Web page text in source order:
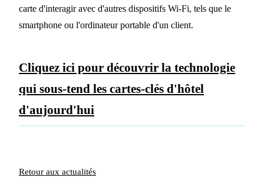
carte d'interagir avec d'autres dispositifs Wi-Fi, tels que le
smartphone ou l'ordinateur portable d'un client.
Cliquez ici pour découvrir la technologie
qui sous-tend les cartes-clés d'hôtel
d'aujourd'hui
Retour aux actualités